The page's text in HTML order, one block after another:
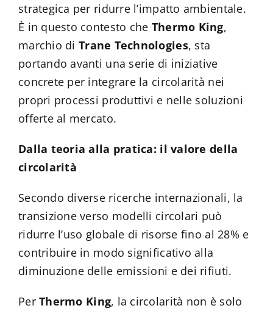
strategica per ridurre l’impatto ambientale.
È in questo contesto che Thermo King,
marchio di Trane Technologies, sta
portando avanti una serie di iniziative
concrete per integrare la circolarità nei
propri processi produttivi e nelle soluzioni
offerte al mercato.
Dalla teoria alla pratica: il valore della
circolarità
Secondo diverse ricerche internazionali, la
transizione verso modelli circolari può
ridurre l’uso globale di risorse fino al 28% e
contribuire in modo significativo alla
diminuzione delle emissioni e dei rifiuti.
PerThermo King, la circolarità non è solo